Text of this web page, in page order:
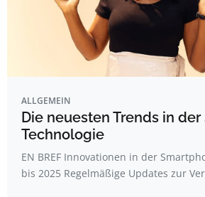
ALLGEMEIN
Die neuesten Trends in
Technologie
EN BREF Innovationen in der
bis 2025 Regelmäßige Updates zur